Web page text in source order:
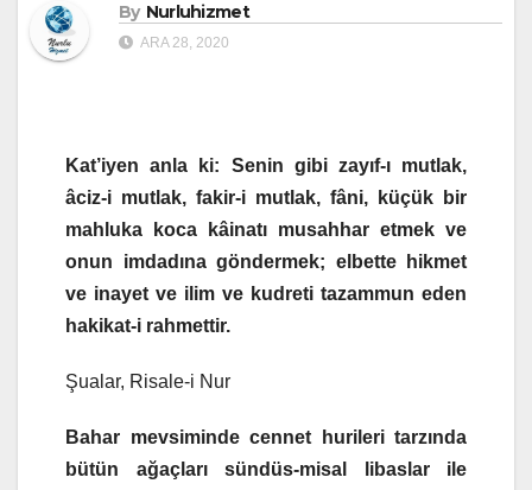
By Nurluhizmet
ARA 28, 2020
Kat’iyen anla ki: Senin gibi zayıf-ı mutlak,
âciz-i mutlak, fakir-i mutlak, fâni, küçük bir
mahluka koca kâinatı musahhar etmek ve
onun imdadına göndermek; elbette hikmet
ve inayet ve ilim ve kudreti tazammun eden
hakikat-i rahmettir.
Şualar, Risale-i Nur
Bahar mevsiminde cennet hurileri tarzında
bütün ağaçları sündüs-misal libaslar ile